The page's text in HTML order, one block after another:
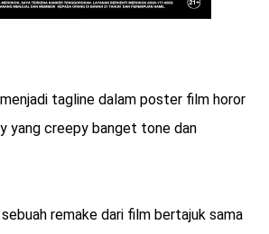
tagline dalam poster film horor
yang creepy banget tone dan
remake dari film bertajuk sama